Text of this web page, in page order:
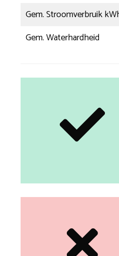
Gem. Stroomverbruik
Gem. Waterhardheid